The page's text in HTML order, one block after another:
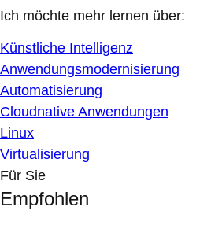
Ich möchte mehr lernen über:
Künstliche Intelligenz
Anwendungsmodernisierung
Automatisierung
Cloudnative Anwendungen
Linux
Virtualisierung
Für Sie
Empfohlen